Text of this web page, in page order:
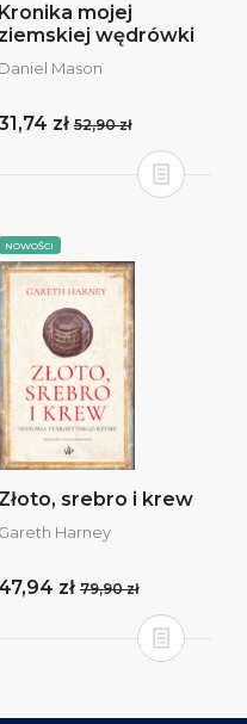
Kronika mojej
ziemskiej wędrówki
Daniel Mason
zł 52,90 zł
NOWOŚCI
Złoto, srebro i krew
Gareth Harney
47,94 zł 79,90 zł